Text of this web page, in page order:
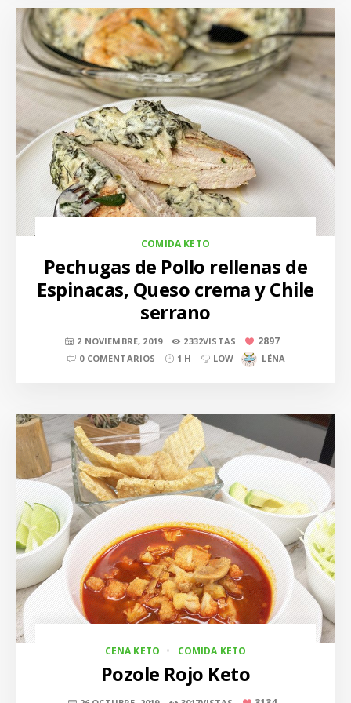
COMIDA KETO
Pechugas de Pollo rellenas de
Espinacas, Queso crema y Chile
serrano
2 NOVIEMBRE, 2019 2332VISTAS 2897
0 COMENTARIOS 1 H LOW LÉNA
CENA KETO COMIDA KETO
Pozole Rojo Keto